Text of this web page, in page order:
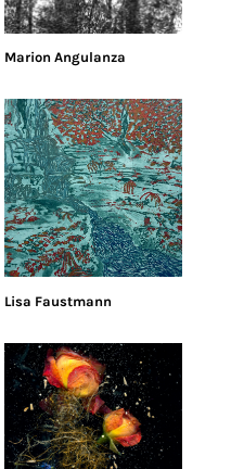
Marion Angulanza
Lisa Faustmann